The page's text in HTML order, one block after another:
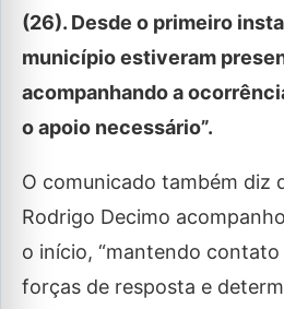
(26). Desde o primeiro
município estiveram
acompanhando a
o apoio necessário”.
O comunicado também diz
Rodrigo Decimo
o início, “mantendo
forças de resposta e